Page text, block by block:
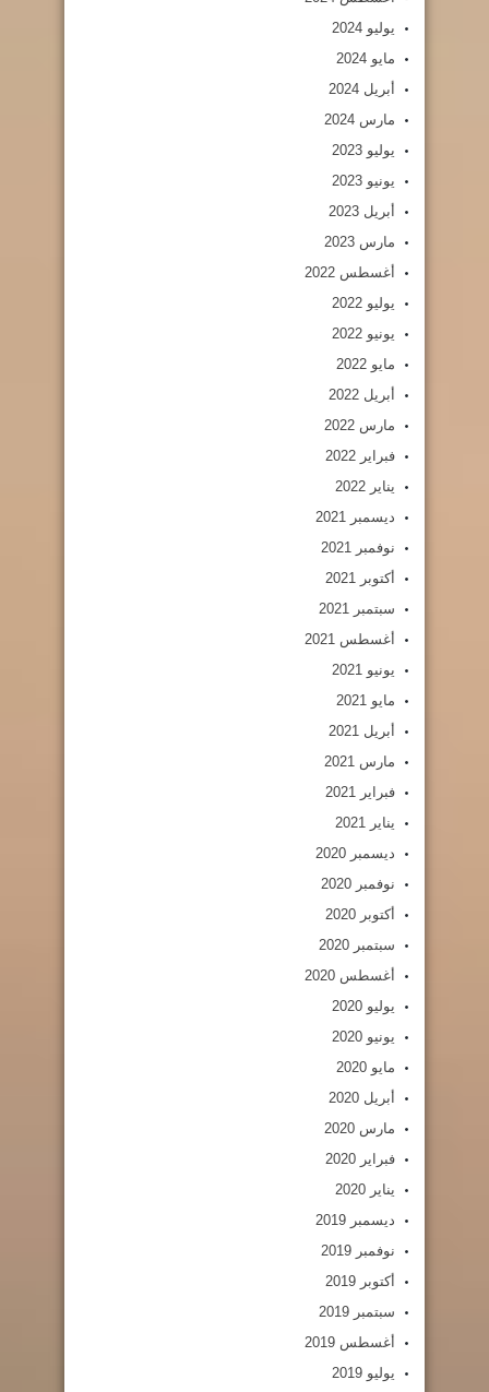
يوليو 2024
مايو 2024
أبريل 2024
مارس 2024
يوليو 2023
يونيو 2023
أبريل 2023
مارس 2023
أغسطس 2022
يوليو 2022
يونيو 2022
مايو 2022
أبريل 2022
مارس 2022
فبراير 2022
يناير 2022
ديسمبر 2021
نوفمبر 2021
أكتوبر 2021
سبتمبر 2021
أغسطس 2021
يونيو 2021
مايو 2021
أبريل 2021
مارس 2021
فبراير 2021
يناير 2021
ديسمبر 2020
نوفمبر 2020
أكتوبر 2020
سبتمبر 2020
أغسطس 2020
يوليو 2020
يونيو 2020
مايو 2020
أبريل 2020
مارس 2020
فبراير 2020
يناير 2020
ديسمبر 2019
نوفمبر 2019
أكتوبر 2019
سبتمبر 2019
أغسطس 2019
يوليو 2019